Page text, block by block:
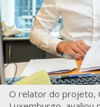
O relator do projeto,